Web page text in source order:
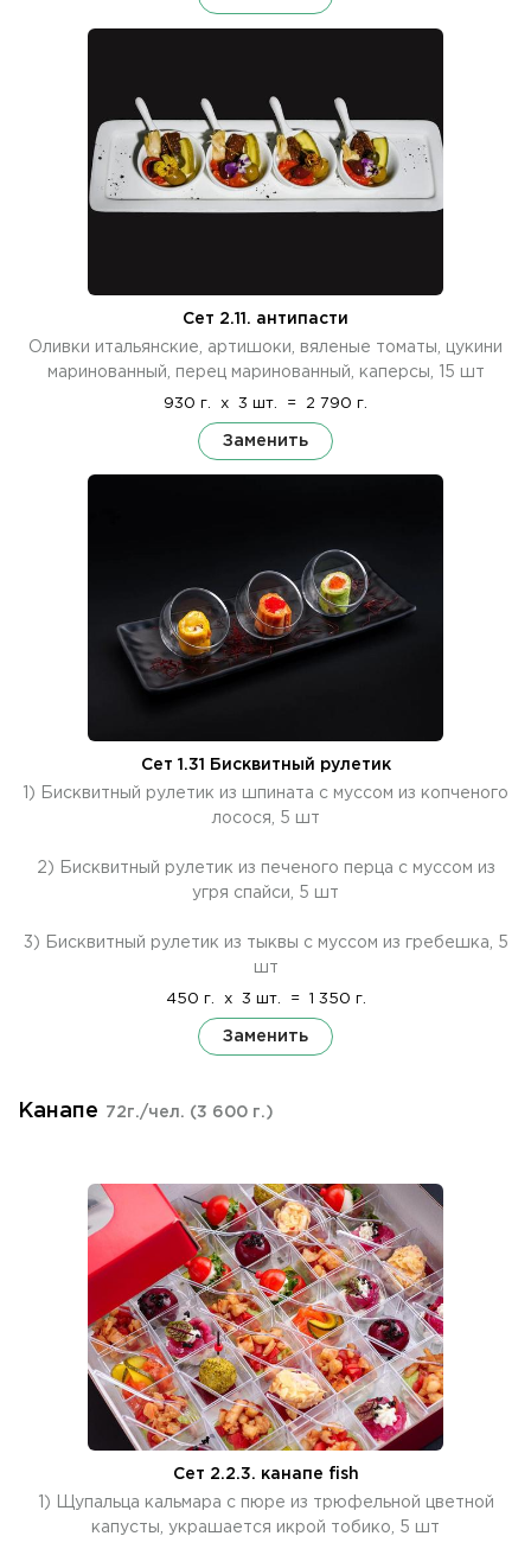
Сет 2.11. антипасти
Оливки итальянские, артишоки, вяленые томаты, цукини
маринованный, перец маринованный, каперсы, 15 шт
930 г. x 3 шт. = 2 790 г.
Заменить
Сет 1.31 Бисквитный рулетик
1) Бисквитный рулетик из шпината с муссом из копченого
лосося, 5 шт
2) Бисквитный рулетик из печеного перца с муссом из
угря спайси, 5 шт
3) Бисквитный рулетик из тыквы с муссом из гребешка, 5
шт
450 г. x 3 шт. = 1 350 г.
Заменить
Канапе 72г./чел. (3 600 г.)
Сет 2.2.3. канапе fish
1) Щупальца кальмара с пюре из трюфельной цветной
капусты, украшается икрой тобико, 5 шт